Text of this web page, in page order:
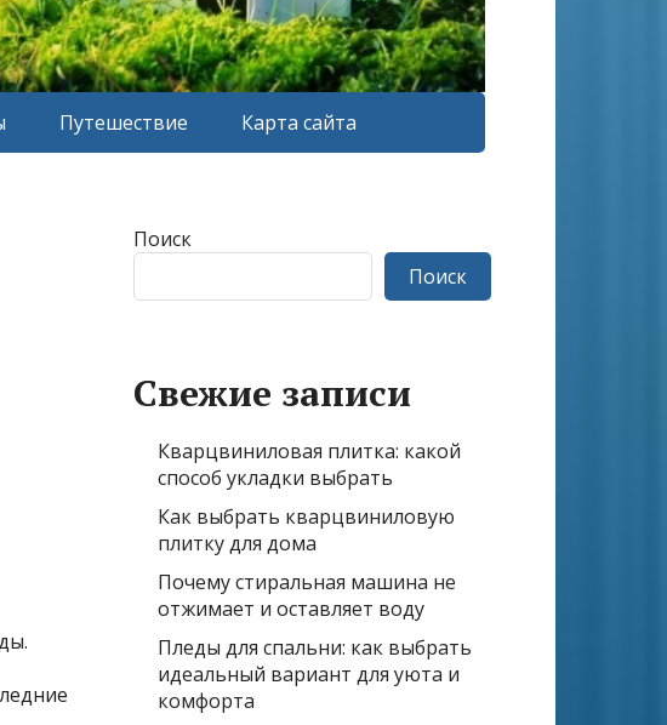
Путешествие Карта сайта
Поиск
Поиск
Свежие записи
Кварцвиниловая плитка: какой
способ укладки выбрать
Как выбрать кварцвиниловую
плитку для дома
Почему стиральная машина не
отжимает и оставляет воду
Пледы для спальни: как выбрать
идеальный вариант для уюта и
комфорта